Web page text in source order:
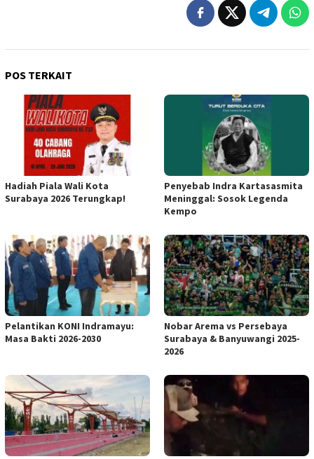
POS TERKAIT
Hadiah Piala Wali Kota
Surabaya 2026 Terungkap!
Penyebab Indra Kartasasmita
Meninggal: Sosok Legenda
Kempo
Pelantikan KONI Indramayu:
Masa Bakti 2026-2030
Nobar Arema vs Persebaya
Surabaya & Banyuwangi 2025-
2026